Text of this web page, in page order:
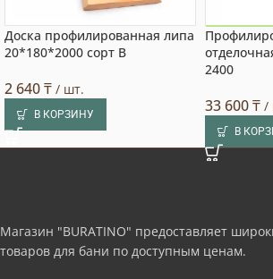
Доска профилированная липа
20*180*2000 сорт В
2 640₸ / шт.
В КОРЗИНУ
Акция
2400
33 600₸ /
В
Магазин "BURATINO" предоставляет
товаров для бани по доступным ценам.